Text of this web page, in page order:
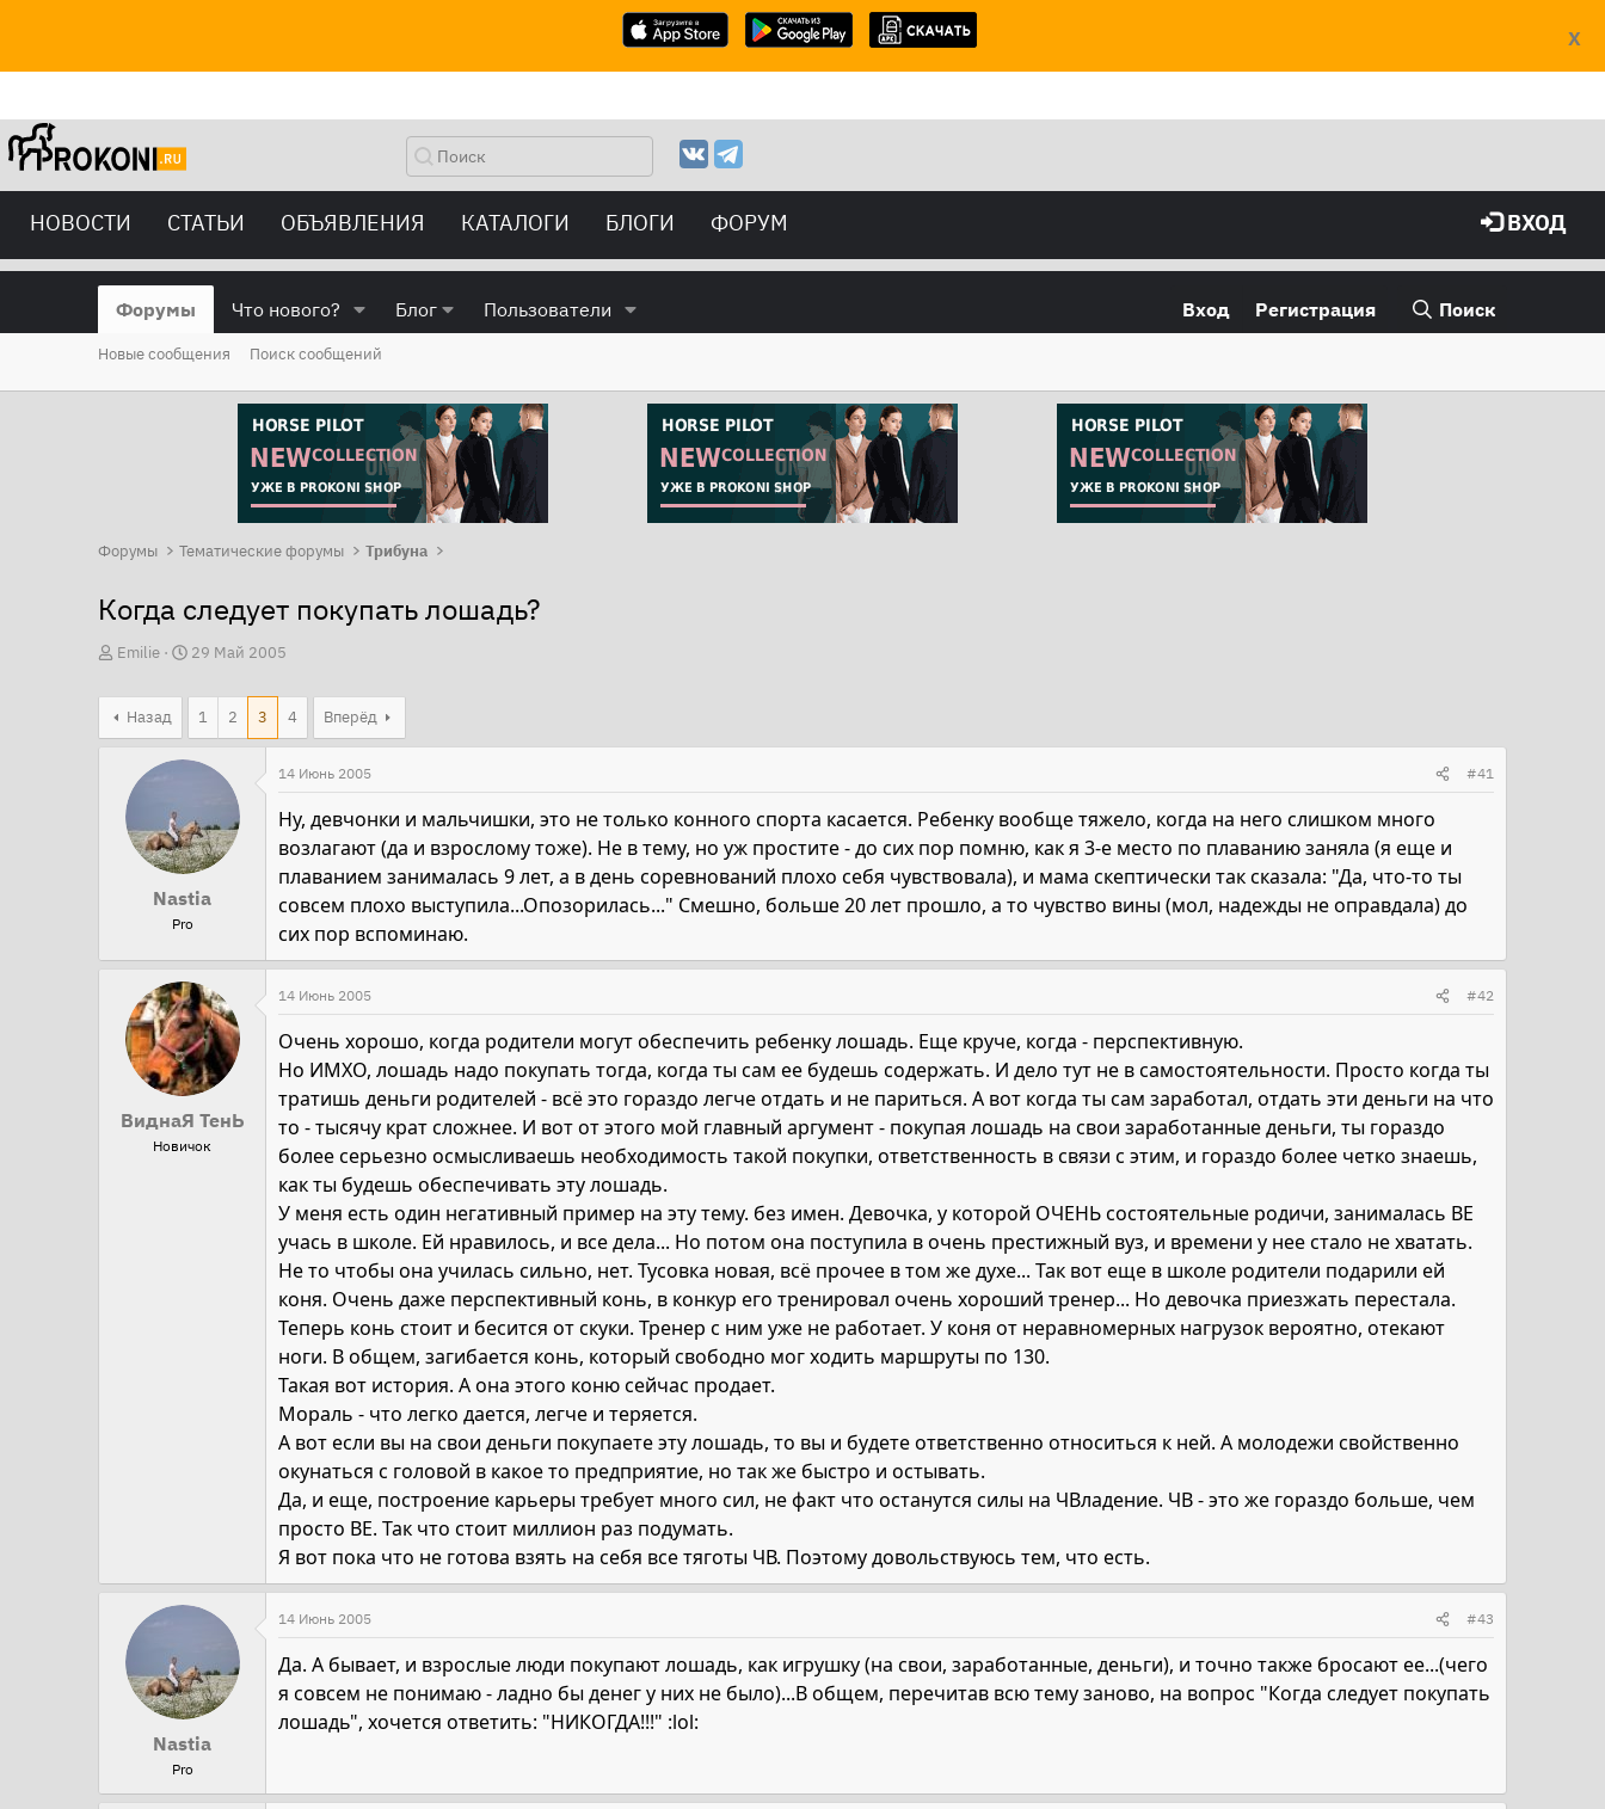
X
НОВОСТИ СТАТЬИ ОБЪЯВЛЕНИЯ КАТАЛОГИ БЛОГИ ФОРУМ ВХОД
Форумы Что нового? Блог Пользователи Вход Регистрация Поиск
Новые сообщения Поиск сообщений
Форумы Тематические форумы Трибуна
Когда следует покупать лошадь?
А
о
Emilie
Д
а
н
ч
а
л
а
29 Май 2005
Назад 1 2 3 4 Вперёд
Nastia
Pro
14 Июнь 2005 #41
Ну, девчонки и мальчишки, это не только конного спорта касается. Ребенку вообще тяжело, когда на него слишком много
возлагают (да и взрослому тоже). Не в тему, но уж простите - до сих пор помню, как я 3-е место по плаванию заняла (я еще и
плаванием занималась 9 лет, а в день соревнований плохо себя чувствовала), и мама скептически так сказала: "Да, что-то ты
совсем плохо выступила...Опозорилась..." Смешно, больше 20 лет прошло, а то чувство вины (мол, надежды не оправдала) до
сих пор вспоминаю.
ВиднаЯ ТенЬ
Новичок
14 Июнь 2005 #42
Очень хорошо, когда родители могут обеспечить ребенку лошадь. Еще круче, когда - перспективную.
Но ИМХО, лошадь надо покупать тогда, когда ты сам ее будешь содержать. И дело тут не в самостоятельности. Просто когда ты
тратишь деньги родителей - всё это гораздо легче отдать и не париться. А вот когда ты сам заработал, отдать эти деньги на что
то - тысячу крат сложнее. И вот от этого мой главный аргумент - покупая лошадь на свои заработанные деньги, ты гораздо
более серьезно осмысливаешь необходимость такой покупки, ответственность в связи с этим, и гораздо более четко знаешь,
как ты будешь обеспечивать эту лошадь.
У меня есть один негативный пример на эту тему. без имен. Девочка, у которой ОЧЕНЬ состоятельные родичи, занималась ВЕ
учась в школе. Ей нравилось, и все дела... Но потом она поступила в очень престижный вуз, и времени у нее стало не хватать.
Не то чтобы она училась сильно, нет. Тусовка новая, всё прочее в том же духе... Так вот еще в школе родители подарили ей
коня. Очень даже перспективный конь, в конкур его тренировал очень хороший тренер... Но девочка приезжать перестала.
Теперь конь стоит и бесится от скуки. Тренер с ним уже не работает. У коня от неравномерных нагрузок вероятно, отекают
ноги. В общем, загибается конь, который свободно мог ходить маршруты по 130.
Такая вот история. А она этого коню сейчас продает.
Мораль - что легко дается, легче и теряется.
А вот если вы на свои деньги покупаете эту лошадь, то вы и будете ответственно относиться к ней. А молодежи свойственно
окунаться с головой в какое то предприятие, но так же быстро и остывать.
Да, и еще, построение карьеры требует много сил, не факт что останутся силы на ЧВладение. ЧВ - это же гораздо больше, чем
просто ВЕ. Так что стоит миллион раз подумать.
Я вот пока что не готова взять на себя все тяготы ЧВ. Поэтому довольствуюсь тем, что есть.
Nastia
Pro
14 Июнь 2005 #43
Да. А бывает, и взрослые люди покупают лошадь, как игрушку (на свои, заработанные, деньги), и точно также бросают ее...(чего
я совсем не понимаю - ладно бы денег у них не было)...В общем, перечитав всю тему заново, на вопрос "Когда следует покупать
лошадь", хочется ответить: "НИКОГДА!!!" :lol: